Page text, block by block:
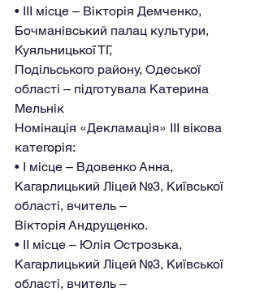
• ІІІ місце – Вікторія Демченко,
Бочманівський палац культури,
Куяльницької ТГ,
Подільського району, Одеської
області – підготувала Катерина
Мельнік
Номінація «Декламація» III вікова
категорія:
• І місце – Вдовенко Анна,
Кагарлицький Ліцей №3, Київської
області, вчитель –
Вікторія Андрущенко.
• ІІ місце – Юлія Острозька,
Кагарлицький Ліцей №3, Київської
області, вчитель –